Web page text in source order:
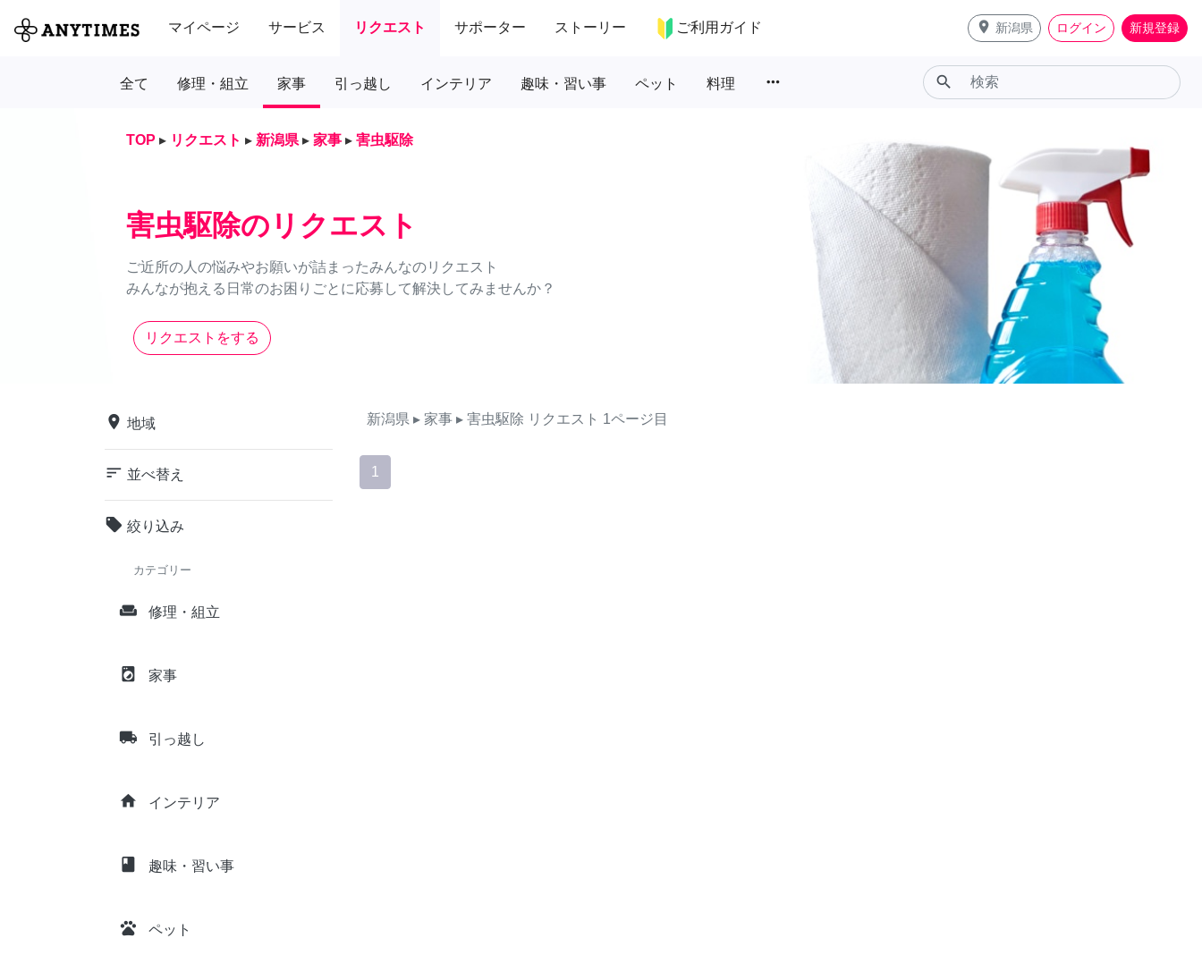
マイページ サービス リクエスト サポーター ストーリー ご利用ガイド place 新潟県 ログイン 新規登録
全て 修理・組立 家事 引っ越し インテリア 趣味・習い事 ペット 料理 more_horiz search
TOP ▸ リクエスト ▸ 新潟県 ▸ 家事 ▸ 害虫駆除
害虫駆除のリクエスト
ご近所の人の悩みやお願いが詰まったみんなのリクエスト
みんなが抱える日常のお困りごとに応募して解決してみませんか？
リクエストをする
place 地域
sort 並べ替え
local_offer 絞り込み
カテゴリー
weekend 修理・組立
local_laundry_service 家事
local_shipping 引っ越し
home インテリア
class 趣味・習い事
pets ペット
新潟県 ▸ 家事 ▸ 害虫駆除 リクエスト 1ページ目
1